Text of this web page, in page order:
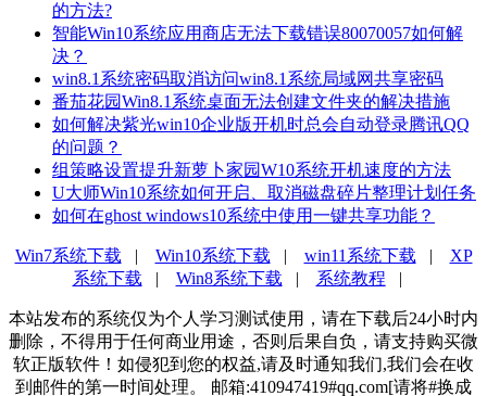
的方法?
智能Win10系统应用商店无法下载错误80070057如何解
决？
win8.1系统密码取消访问win8.1系统局域网共享密码
番茄花园Win8.1系统桌面无法创建文件夹的解决措施
如何解决紫光win10企业版开机时总会自动登录腾讯QQ
的问题？
组策略设置提升新萝卜家园W10系统开机速度的方法
U大师Win10系统如何开启、取消磁盘碎片整理计划任务
如何在ghost windows10系统中使用一键共享功能？
Win7系统下载 | Win10系统下载 | win11系统下载 | XP
系统下载 | Win8系统下载 | 系统教程 |
本站发布的系统仅为个人学习测试使用，请在下载后24小时内
删除，不得用于任何商业用途，否则后果自负，请支持购买微
软正版软件！如侵犯到您的权益,请及时通知我们,我们会在收
到邮件的第一时间处理。 邮箱:410947419#qq.com[请将#换成